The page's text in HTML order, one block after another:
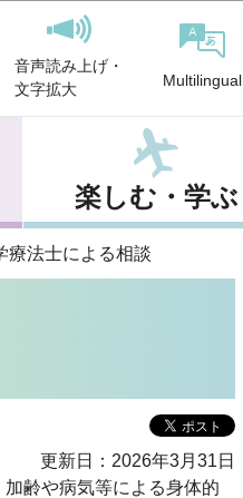
音声読み上げ・
文字拡大
Multilingual
楽しむ・学ぶ
療法士による相談
更新日：2026年3月31日
齢や病気等による身体的